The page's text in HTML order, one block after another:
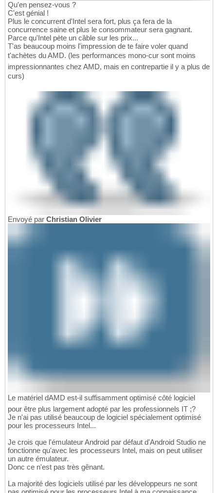
Qu'en pensez-vous ?
C'est génial !
Plus le concurrent d'Intel sera fort, plus ça fera de la
concurrence saine et plus le consommateur sera gagnant.
Parce qu'Intel pète un câble sur les prix...
T'as beaucoup moins l'impression de te faire voler quand
t'achètes du AMD. (les performances mono-cur sont moins
impressionnantes chez AMD, mais en contrepartie il y a plus de
curs)
Envoyé par Christian Olivier
Le matériel dAMD est-il suffisamment optimisé côté logiciel
pour être plus largement adopté par les professionnels IT ;?
Je n'ai pas utilisé beaucoup de logiciel spécialement optimisé
pour les processeurs Intel...
Je crois que l'émulateur Android par défaut d'Android Studio ne
fonctionne qu'avec les processeurs Intel, mais on peut utiliser
un autre émulateur.
Donc ce n'est pas très gênant.
La majorité des logiciels utilisé par les développeurs ne sont